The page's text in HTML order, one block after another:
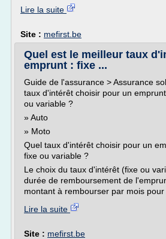
Lire la suite
Site : mefirst.be
Quel est le meilleur taux
emprunt : fixe ...
Guide de l'assurance > Assurance
taux d'intérêt choisir pour un
ou variable ?
» Auto
» Moto
Quel taux d'intérêt choisir pour un
fixe ou variable ?
Le choix du taux d'intérêt (fixe ou
durée de remboursement de
montant à rembourser par mois pour
Lire la suite
Site : mefirst.be